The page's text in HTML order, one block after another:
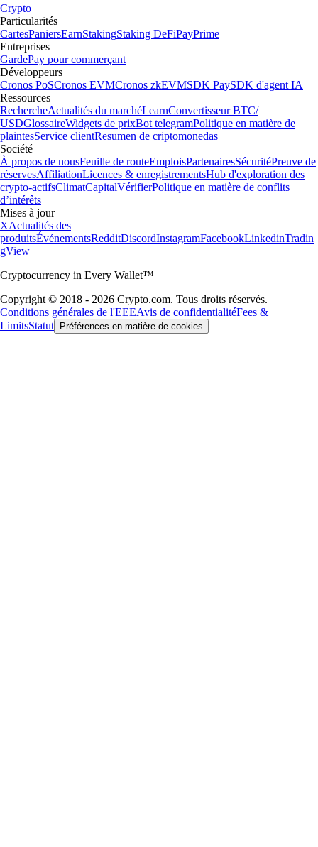
Crypto
Particularités
CartesPaniersEarnStakingStaking DeFiPayPrime
Entreprises
GardePay pour commerçant
Développeurs
Cronos PoSCronos EVMCronos zkEVMSDK PaySDK d'agent IA
Ressources
RechercheActualités du marchéLearnConvertisseur BTC/
USDGlossaireWidgets de prixBot telegramPolitique en matière de
plaintesService clientResumen de criptomonedas
Société
À propos de nousFeuille de routeEmploisPartenairesSécuritéPreuve de
réservesAffiliationLicences & enregistrementsHub d'exploration des
crypto-actifsClimatCapitalVérifierPolitique en matière de conflits
d’intérêts
Mises à jour
XActualités des
produitsÉvénementsRedditDiscordInstagramFacebookLinkedinTradin
gView
Cryptocurrency in Every Wallet™
Copyright © 2018 - 2026 Crypto.com. Tous droits réservés.
Conditions générales de l'EEEAvis de confidentialitéFees &
LimitsStatut Préférences en matière de cookies